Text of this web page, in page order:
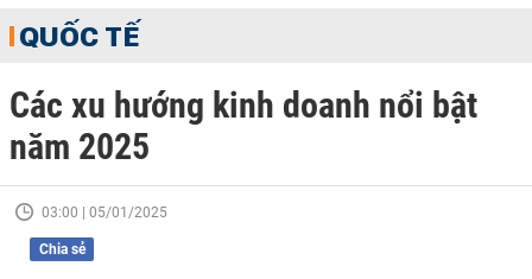
QUỐC TẾ
Các xu hướng kinh doanh nổi bật
năm 2025
03:00 | 05/01/2025
Chia sẻ